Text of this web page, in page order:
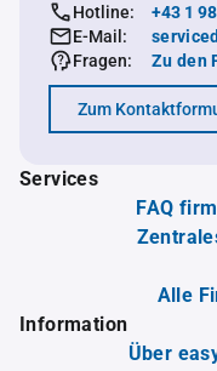
Hotline:
+43 1
E-Mail:
Fragen:
Zu den
Zum
Services
FAQ
Alle
Information
Über